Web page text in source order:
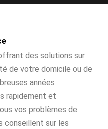
des solutions sur
de votre domicile ou de
années
rapidement et
vos problèmes de
conseillent sur les